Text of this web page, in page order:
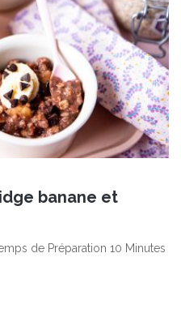
banane et
de Préparation 10 Minutes